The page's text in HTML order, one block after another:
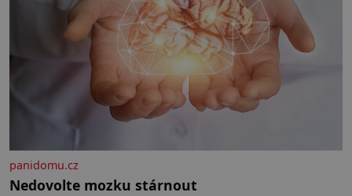
panidomu.cz
Nedovolte mozku stárnout